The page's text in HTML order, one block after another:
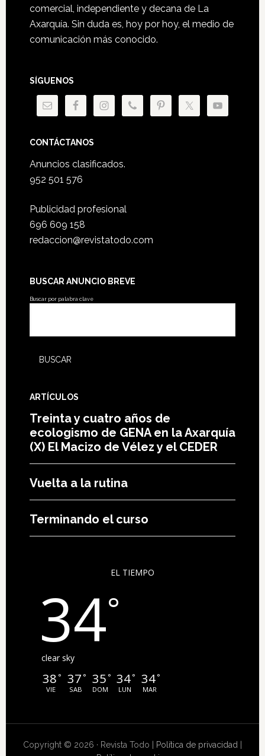
comercial, independiente y decana de La
Axarquía. Sin duda es, hoy por hoy, el medio de
comunicación más conocido.
SÍGUENOS
CONTÁCTANOS
Anuncios clasificados.
952 501 576
Publicidad profesional
696 609 158
redaccion@revistatodo.com
BUSCAR ANUNCIO BREVE
Buscar por palabra clave
ARTÍCULOS
Treinta y cuatro años de
ecologismo de GENA en la Axarquía
(X) El Macizo de Vélez y el CEDER
Vuelta a la rutina
Terminando el curso
EL TIEMPO
34°
clear sky
38 °
VIE
37 °
SAB
35 °
DOM
34°
LUN
34°
MAR
Copyright © 2026 · Revista Todo | Política de privacidad|